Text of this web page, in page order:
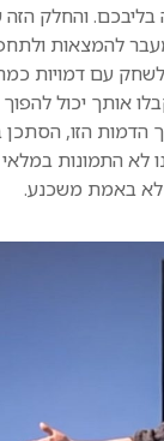
והחלק הזה
להמצאות
עם דמויות
אותך יכול
הדמות הזו,
לא התמונות
לא באמת משכנע.